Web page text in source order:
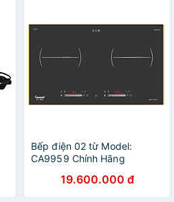
Bếp điện 02 từ Model:
CA9959 Chính Hãng
19.600.000 đ